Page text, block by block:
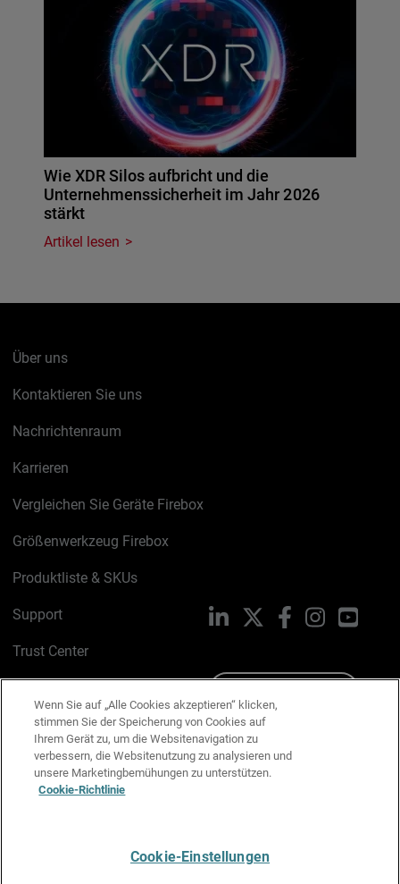
Wie XDR Silos aufbricht und die
Unternehmenssicherheit im Jahr 2026
stärkt
Artikel lesen
Über uns
Kontaktieren Sie uns
Nachrichtenraum
Karrieren
Vergleichen Sie Geräte Firebox
Größenwerkzeug Firebox
Produktliste & SKUs
Support
Trust Center
Cookie-Richtlinie
Datenschutzrichtlinie
Media & Brand Kit
LinkedIn FacebookInstagram
Wenn Sie auf „Alle Cookies akzeptieren“ klicken,
stimmen Sie der Speicherung von Cookies auf
Ihrem Gerät zu, um die Websitenavigation zu
verbessern, die Websitenutzung zu analysieren und
unsere Marketingbemühungen zu unterstützen.
Cookie-Richtlinie
Cookie-Einstellungen